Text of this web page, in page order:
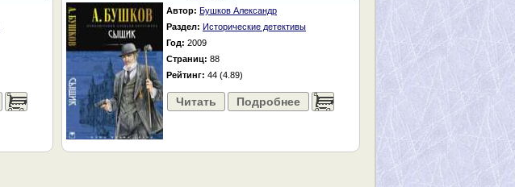
......
Автор: Бушков Александр
Раздел: Исторические детективы
Год: 2009
Страниц: 88
Рейтинг: 44 (4.89)
Читать Подробнее ......